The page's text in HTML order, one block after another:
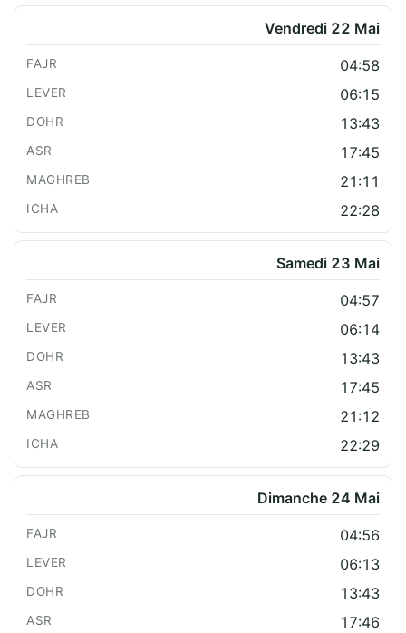
Vendredi 22 Mai
04:58
06:15
13:43
17:45
21:11
22:28
Samedi 23 Mai
04:57
06:14
13:43
17:45
21:12
22:29
Dimanche 24 Mai
04:56
06:13
13:43
17:46